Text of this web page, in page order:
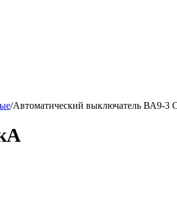
/Автоматический выключатель ВА9-3